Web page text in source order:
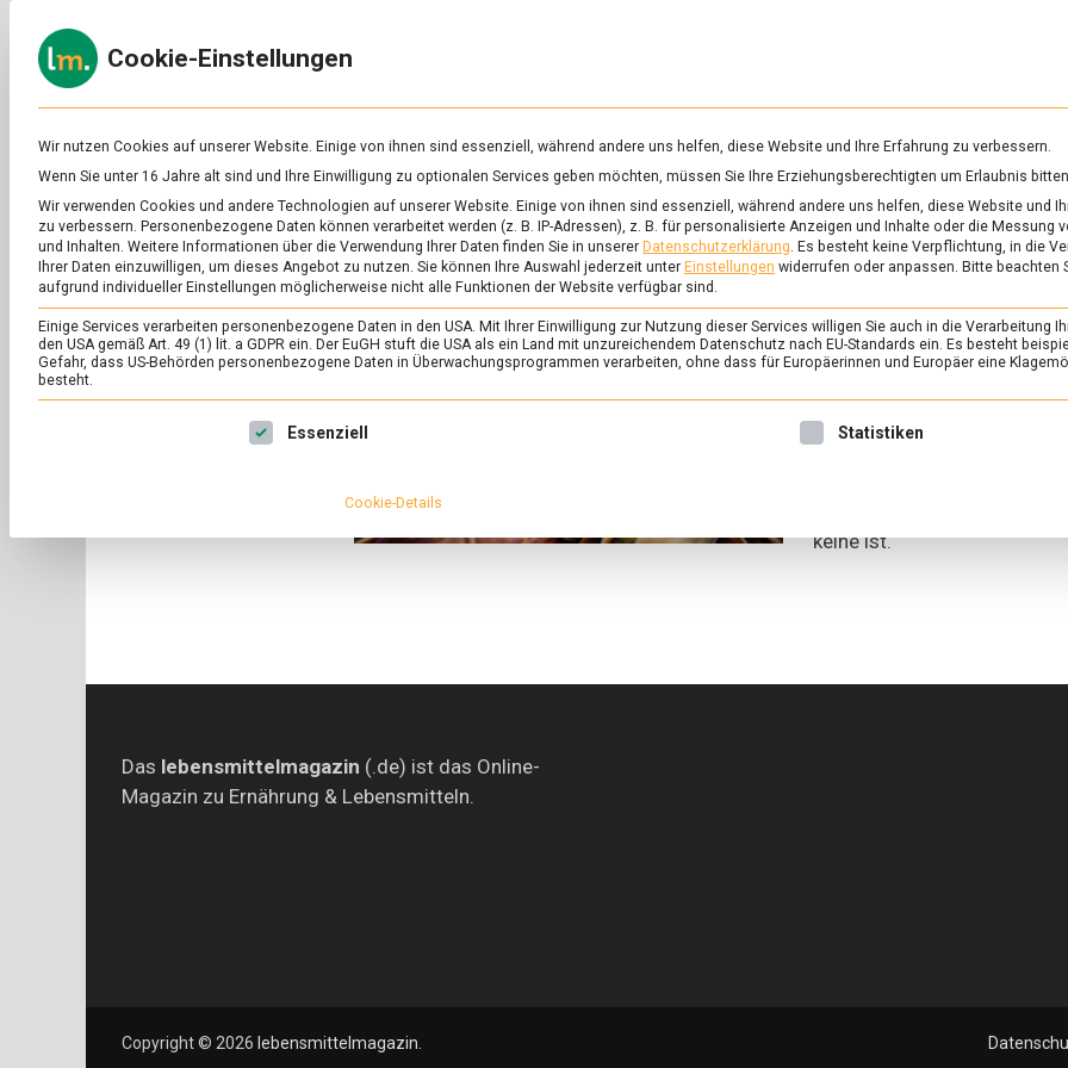
to
content
zu
&
Ernährung
SCHLAGWORT: GNOCCHI
ERNÄHRUNG & GESUNDHEIT/
Pistazien, grünes
1. September 2023 Johannes
feierte das Pistachio Street
vergangenen Wochenende in
Lebensmittelmagazin.de
keine ist.
Das lebensmittelmagazin (.de) ist das Online-
Magazin zu Ernährung & Lebensmitteln.
Copyright © 2026 lebensmittelmagazin
Cookie-Einstellungen
Wir nutzen Cookies auf unserer Website. Einige von ihnen sind essenziell, während andere uns helfen, diese Website und Ihre Erfahrung zu verbessern.
Wenn Sie unter 16 Jahre alt sind und Ihre Einwilligung zu optionalen Services geben möchten, müssen Sie Ihre Erziehungsberechtigten um Erlaubnis
Wir verwenden Cookies und andere Technologien auf unserer Website. Einige von ihnen sind essenziell, während andere uns helfen, diese Website und
zu verbessern. Personenbezogene Daten können verarbeitet werden (z. B. IP-Adressen), z. B. für personalisierte Anzeigen und Inhalte oder die Messung
und Inhalten. Weitere Informationen über die Verwendung Ihrer Daten finden Sie in unserer Datenschutzerklärung. Es besteht keine Verpflichtung, in die
Ihrer Daten einzuwilligen, um dieses Angebot zu nutzen. Sie können Ihre Auswahl jederzeit unter Einstellungen widerrufen oder anpassen. Bitte beachten
aufgrund individueller Einstellungen möglicherweise nicht alle Funktionen der Website verfügbar sind.
Einige Services verarbeiten personenbezogene Daten in den USA. Mit Ihrer Einwilligung zur Nutzung dieser Services willigen Sie auch in die Verarbeitung
den USA gemäß Art. 49 (1) lit. a GDPR ein. Der EuGH stuft die USA als ein Land mit unzureichendem Datenschutz nach EU-Standards ein. Es besteht
Gefahr, dass US-Behörden personenbezogene Daten in Überwachungsprogrammen verarbeiten, ohne dass für Europäerinnen und Europäer eine
besteht.
Es folgt eine Liste der Service-Gruppen, für die eine Einwilligung erteilt werden kann. Die erste Service-Gruppe ist
Essenziell Statistiken
Cookie-Details